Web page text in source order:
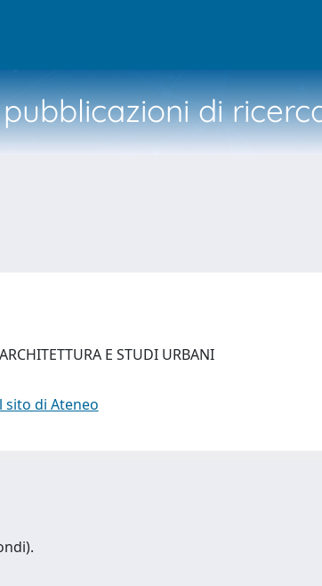
di
E STUDI URBANI
sito di Ateneo